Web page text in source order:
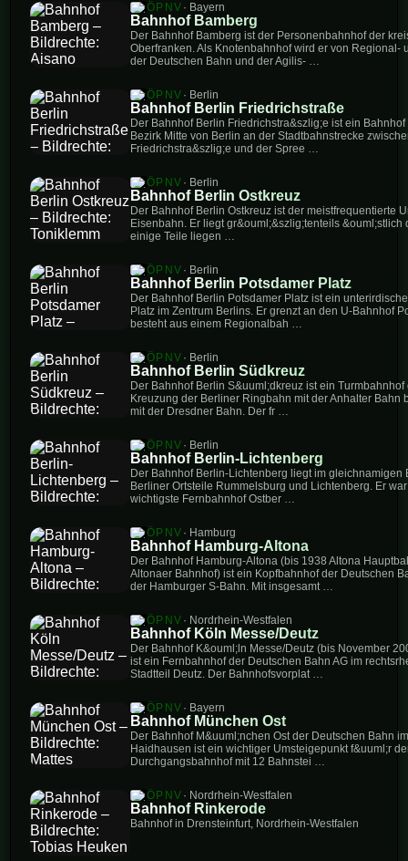
ÖPNV · Bayern
Bahnhof Bamberg
Der Bahnhof Bamberg ist der Personenbahnhof der
Oberfranken. Als Knotenbahnhof wird er von Regional-
der Deutschen Bahn und der Agilis- …
ÖPNV · Berlin
Bahnhof Berlin Friedrichstraße
Der Bahnhof Berlin Friedrichstra&szlig;e ist ein
Bezirk Mitte von Berlin an der Stadtbahnstrecke
Friedrichstra&szlig;e und der Spree …
ÖPNV · Berlin
Bahnhof Berlin Ostkreuz
Der Bahnhof Berlin Ostkreuz ist der meistfrequentierte
Eisenbahn. Er liegt gr&ouml;&szlig;tenteils &ouml;stlich
einige Teile liegen …
ÖPNV · Berlin
Bahnhof Berlin Potsdamer Platz
Der Bahnhof Berlin Potsdamer Platz ist ein
Platz im Zentrum Berlins. Er grenzt an den U-Bahnhof
besteht aus einem Regionalbah …
ÖPNV · Berlin
Bahnhof Berlin Südkreuz
Der Bahnhof Berlin S&uuml;dkreuz ist ein
Kreuzung der Berliner Ringbahn mit der Anhalter Bahn
mit der Dresdner Bahn. Der fr …
ÖPNV · Berlin
Bahnhof Berlin-Lichtenberg
Der Bahnhof Berlin-Lichtenberg liegt im gleichnamigen
Berliner Ortsteile Rummelsburg und Lichtenberg. Er
wichtigste Fernbahnhof Ostber …
ÖPNV · Hamburg
Bahnhof Hamburg-Altona
Der Bahnhof Hamburg-Altona (bis 1938 Altona
Altonaer Bahnhof) ist ein Kopfbahnhof der Deutschen
der Hamburger S-Bahn. Mit insgesamt …
ÖPNV · Nordrhein-Westfalen
Bahnhof Köln Messe/Deutz
Der Bahnhof K&ouml;ln Messe/Deutz (bis November
ist ein Fernbahnhof der Deutschen Bahn AG im
Stadtteil Deutz. Der Bahnhofsvorplat …
ÖPNV · Bayern
Bahnhof München Ost
Der Bahnhof M&uuml;nchen Ost der Deutschen Bahn
Haidhausen ist ein wichtiger Umsteigepunkt f&uuml;r
Durchgangsbahnhof mit 12 Bahnstei …
ÖPNV · Nordrhein-Westfalen
Bahnhof Rinkerode
Bahnhof in Drensteinfurt, Nordrhein‑Westfalen